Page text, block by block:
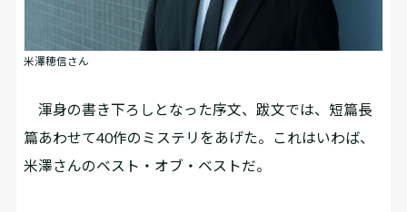
米澤穂信さん
渾身の書き下ろしとなった序文、跋文では、短篇長
篇あわせて40作のミステリをあげた。これはいわば、
米澤さんのベスト・オブ・ベストだ。